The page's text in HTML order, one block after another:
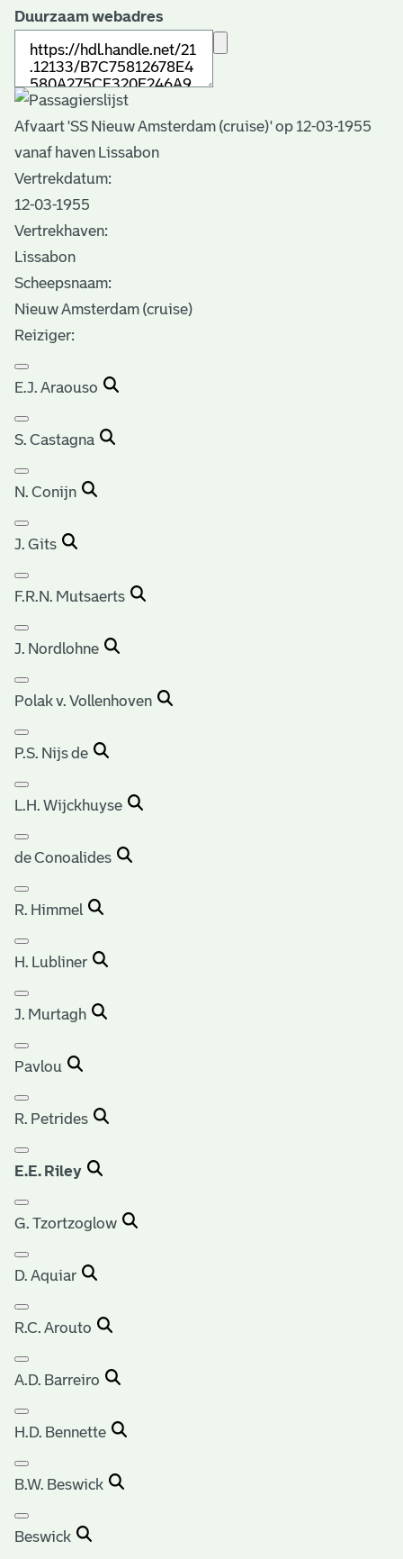
Duurzaam webadres
Afvaart 'SS Nieuw Amsterdam (cruise)' op 12-03-1955
vanaf haven Lissabon
Vertrekdatum:
12-03-1955
Vertrekhaven:
Lissabon
Scheepsnaam:
Nieuw Amsterdam (cruise)
Reiziger:
E.J. Araouso
S. Castagna
N. Conijn
J. Gits
F.R.N. Mutsaerts
J. Nordlohne
Polak v. Vollenhoven
P.S. Nijs de
L.H. Wijckhuyse
de Conoalides
R. Himmel
H. Lubliner
J. Murtagh
Pavlou
R. Petrides
E.E. Riley
G. Tzortzoglow
D. Aquiar
R.C. Arouto
A.D. Barreiro
H.D. Bennette
B.W. Beswick
Beswick